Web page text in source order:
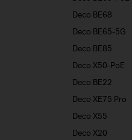
Deco BE68
Deco BE65-5G
Deco BE85
Deco X50-PoE
Deco BE22
Deco XE75 Pro
Deco X55
Deco X20